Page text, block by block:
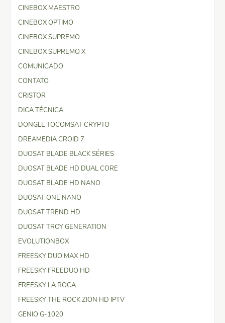
CINEBOX MAESTRO
CINEBOX OPTIMO
CINEBOX SUPREMO
CINEBOX SUPREMO X
COMUNICADO
CONTATO
CRISTOR
DICA TÉCNICA
DONGLE TOCOMSAT CRYPTO
DREAMEDIA CROID 7
DUOSAT BLADE BLACK SÉRIES
DUOSAT BLADE HD DUAL CORE
DUOSAT BLADE HD NANO
DUOSAT ONE NANO
DUOSAT TREND HD
DUOSAT TROY GENERATION
EVOLUTIONBOX
FREESKY DUO MAX HD
FREESKY FREEDUO HD
FREESKY LA ROCA
FREESKY THE ROCK ZION HD IPTV
GENIO G-1020